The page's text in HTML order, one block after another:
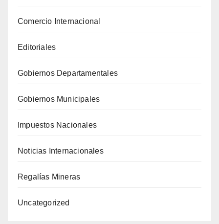
Comercio Internacional
Editoriales
Gobiernos Departamentales
Gobiernos Municipales
Impuestos Nacionales
Noticias Internacionales
Regalías Mineras
Uncategorized